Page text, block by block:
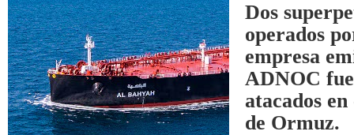
Dos
operados
empresa
ADNOC
atacados
de Ormuz.